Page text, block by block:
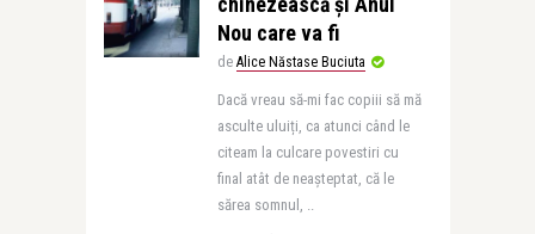
Nou care va fi
de Alice Năstase Buciuta
Dacă vreau să-mi fac copiii să mă
asculte uluiți, ca atunci când le
citeam la culcare povestiri cu
final atât de neașteptat, că le
sărea somnul, ..